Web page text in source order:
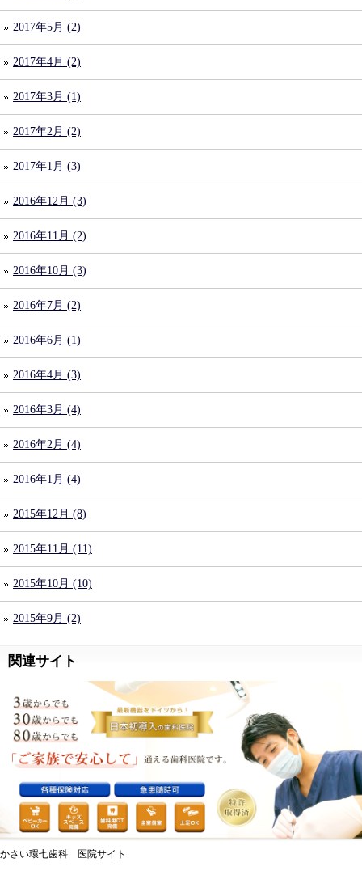
2017年5月 (2)
2017年4月 (2)
2017年3月 (1)
2017年2月 (2)
2017年1月 (3)
2016年12月 (3)
2016年11月 (2)
2016年10月 (3)
2016年7月 (2)
2016年6月 (1)
2016年4月 (3)
2016年3月 (4)
2016年2月 (4)
2016年1月 (4)
2015年12月 (8)
2015年11月 (11)
2015年10月 (10)
2015年9月 (2)
関連サイト
かさい環七歯科 医院サイト